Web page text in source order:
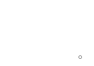
○